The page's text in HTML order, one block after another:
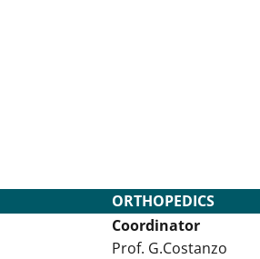
ORTHOPEDICS
Coordinator
Prof. G.Costanzo